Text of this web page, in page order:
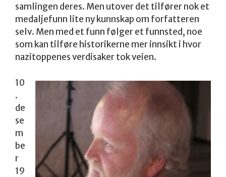
samlingen deres. Men utover det tilfører nok et
medaljefunn lite ny kunnskap om forfatteren
selv. Men med et funn følger et funnsted, noe
som kan tilføre historikerne mer innsikt i hvor
nazitoppenes verdisaker tok veien.
10
.
de
se
m
be
r
19